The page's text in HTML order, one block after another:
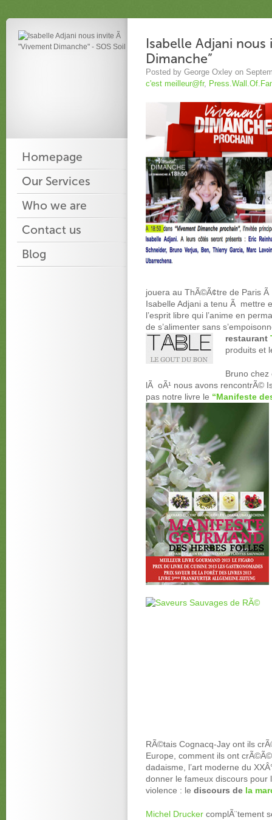
Homepage
Our Services
Who we are
Contact us
Blog
Isabelle Adjani
Dimanche”
Posted by George Oxley on
c'est meilleur@fr,
jouera au ThÃ©Ã¢tre de Paris
Isabelle Adjani a tenu Ã mettre
l’esprit libre qui l’anime en
de s’alimenter sans
restaurant
produits et
Bruno chez
lÃ oÃ¹ nous avons rencontrÃ©
pas notre livre le “Manifeste
RÃ©tais Cognacq-Jay ont ils
Europe, comment ils ont
dadaisme, l’art moderne du
donner le fameux discours
violence : le discours de la
Michel Drucker complÃ¨tement